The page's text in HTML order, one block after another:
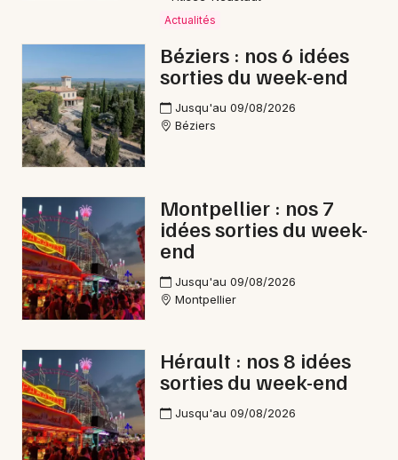
Expos
Sorties & loisirs
Pilotage dans l' Hérault
Pilotage en Languedoc-Roussillon
Pilotage en Occitanie
Newsletter des sorties
Artistes en tournée
Actus à Bédarieux
Magazine à Bédarieux
Actualités
Béziers : nos 6 idées
sorties du week-end
Jusqu'au 09/08/2026
Béziers
Montpellier : nos 7
idées sorties du week-
end
Jusqu'au 09/08/2026
Montpellier
Hérault : nos 8 idées
sorties du week-end
Jusqu'au 09/08/2026